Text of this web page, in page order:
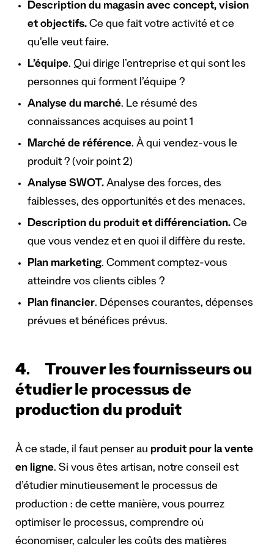
Description du magasin avec concept, vision
et objectifs. Ce que fait votre activité et ce
qu’elle veut faire.
L’équipe. Qui dirige l’entreprise et qui sont les
personnes qui forment l’équipe ?
Analyse du marché. Le résumé des
connaissances acquises au point 1
Marché de référence. À qui vendez-vous le
produit ? (voir point 2)
Analyse SWOT. Analyse des forces, des
faiblesses, des opportunités et des menaces.
Description du produit et différenciation. Ce
que vous vendez et en quoi il diffère du reste.
Plan marketing. Comment comptez-vous
atteindre vos clients cibles ?
Plan financier. Dépenses courantes, dépenses
prévues et bénéfices prévus.
4. Trouver les fournisseurs ou
étudier le processus de
production du produit
À ce stade, il faut penser au produit pour la vente
en ligne. Si vous êtes artisan, notre conseil est
d’étudier minutieusement le processus de
production : de cette manière, vous pourrez
optimiser le processus, comprendre où
économiser, calculer les coûts des matières